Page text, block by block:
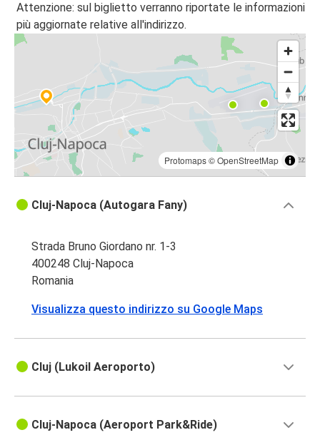
Attenzione: sul biglietto verranno riportate le informazioni
più aggiornate relative all'indirizzo.
Protomaps©OpenStreetMap
Cluj-Napoca (Autogara Fany)
Strada Bruno Giordano nr. 1-3
400248 Cluj-Napoca
Romania
Visualizza questo indirizzo su Google Maps
Cluj (Lukoil Aeroporto)
Cluj-Napoca (Aeroport Park&Ride)